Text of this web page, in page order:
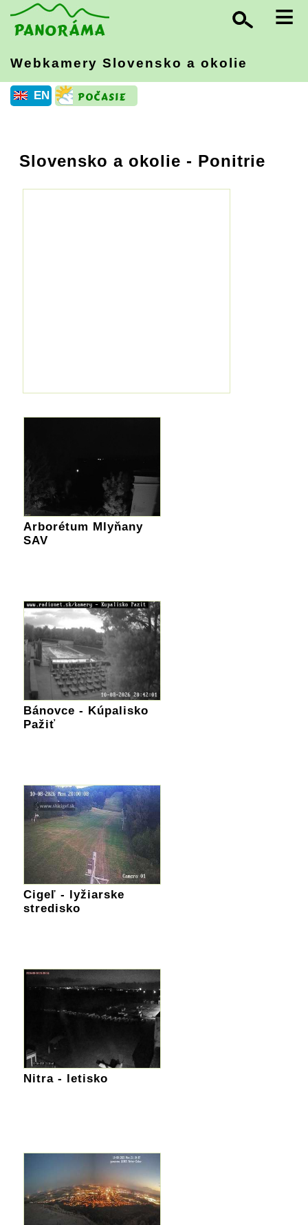
≡
Webkamery Slovensko a okolie
EN
Slovensko a okolie - Ponitrie
Arborétum Mlyňany
SAV
Bánovce - Kúpalisko
Pažiť
Cigeľ - lyžiarske
stredisko
Nitra - letisko